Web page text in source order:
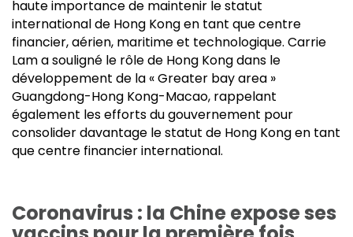
haute importance de maintenir le statut
international de Hong Kong en tant que centre
financier, aérien, maritime et technologique. Carrie
Lam a souligné le rôle de Hong Kong dans le
développement de la « Greater bay area »
Guangdong-Hong Kong-Macao, rappelant
également les efforts du gouvernement pour
consolider davantage le statut de Hong Kong en tant
que centre financier international.
Coronavirus : la Chine expose ses